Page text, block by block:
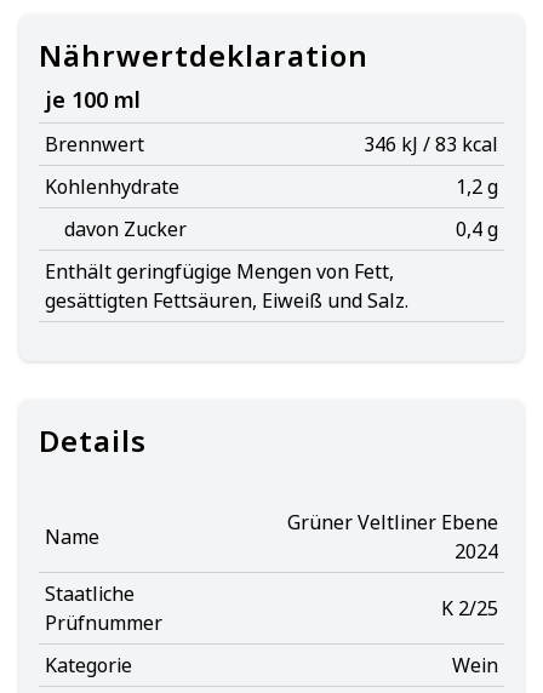
Nährwertdeklaration
je 100 ml
Brennwert
346 kJ / 83 kcal
Kohlenhydrate
1,2 g
davon Zucker
0,4 g
Enthält geringfügige Mengen von Fett,
gesättigten Fettsäuren, Eiweiß und Salz.
Details
Name
Grüner Veltliner Ebene
2024
Staatliche
Prüfnummer
K 2/25
Kategorie
Wein